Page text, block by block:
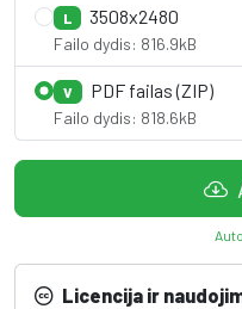
L 3508x2480
Failo dydis: 816.9kB
V PDF failas (ZIP)
Failo dydis: 818.6kB
Licencija ir